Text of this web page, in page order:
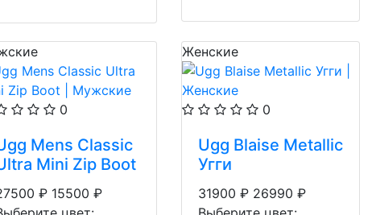
0
Mens Classic
Mini Zip Boot
₽ 15500 ₽
Женские
0
Ugg Blaise Metallic
Угги
31900 ₽ 26990 ₽